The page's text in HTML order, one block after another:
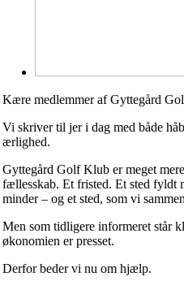
Kære medlemmer af Gyttegård
Vi skriver til jer i dag med både
ærlighed.
Gyttegård Golf Klub er meget
fællesskab. Et fristed. Et sted fyldt
minder – og et sted, som vi
Men som tidligere informeret står
økonomien er presset.
Derfor beder vi nu om hjælp.